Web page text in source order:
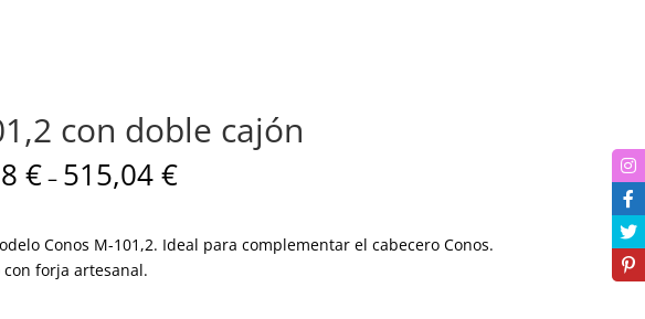
con doble cajón
€ – 515,04€
Conos M-101,2. Ideal para complementar el cabecero Conos.
con forja artesanal.